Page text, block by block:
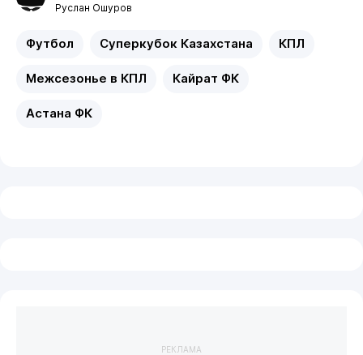
Руслан Ошуров
Футбол Суперкубок Казахстана КПЛ
Межсезонье в КПЛ Кайрат ФК
Астана ФК
РЕКЛАМА